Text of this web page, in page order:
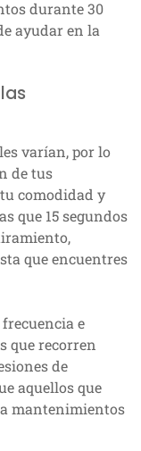
durante 30
ayudar en la
varían, por lo
de tus
comodidad y
que 15 segundos
que encuentres
e
que recorren
de
aquellos que
mantenimientos